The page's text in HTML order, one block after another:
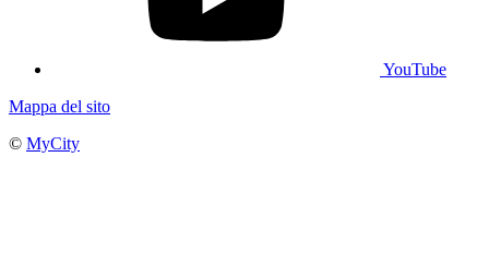
YouTube
Mappa del sito
© MyCity